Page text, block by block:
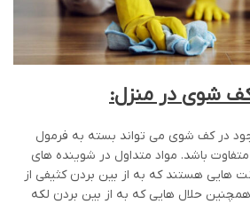
شوی در منزل:
در کف شوی می تواند بسته به فرمول
باشد. مواد متداول در شوینده های
هایی هستند که به از بین بردن کثیفی از
حلال هایی که به از بین بردن لکه